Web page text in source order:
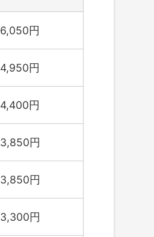
6,050円
4,950円
4,400円
3,850円
3,850円
3,300円